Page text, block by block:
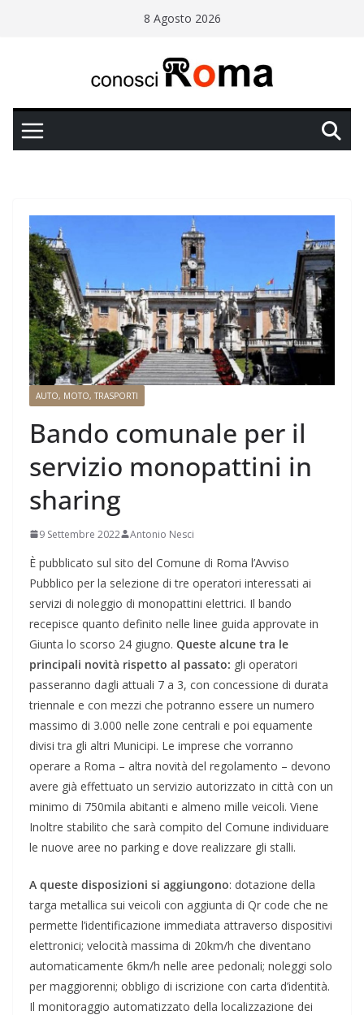
8 Agosto 2026
AUTO, MOTO, TRASPORTI
Bando comunale per il
servizio monopattini in
sharing
9 Settembre 2022 Antonio Nesci
È pubblicato sul sito del Comune di Roma l’Avviso
Pubblico per la selezione di tre operatori interessati ai
servizi di noleggio di monopattini elettrici. Il bando
recepisce quanto definito nelle linee guida approvate in
Giunta lo scorso 24 giugno. Queste alcune tra le
principali novità rispetto al passato: gli operatori
passeranno dagli attuali 7 a 3, con concessione di durata
triennale e con mezzi che potranno essere un numero
massimo di 3.000 nelle zone centrali e poi equamente
divisi tra gli altri Municipi. Le imprese che vorranno
operare a Roma – altra novità del regolamento – devono
avere già effettuato un servizio autorizzato in città con un
minimo di 750mila abitanti e almeno mille veicoli. Viene
Inoltre stabilito che sarà compito del Comune individuare
le nuove aree no parking e dove realizzare gli stalli.
A queste disposizioni si aggiungono: dotazione della
targa metallica sui veicoli con aggiunta di Qr code che ne
permette l’identificazione immediata attraverso dispositivi
elettronici; velocità massima di 20km/h che diventano
automaticamente 6km/h nelle aree pedonali; noleggi solo
per maggiorenni; obbligo di iscrizione con carta d’identità.
Il monitoraggio automatizzato della localizzazione dei